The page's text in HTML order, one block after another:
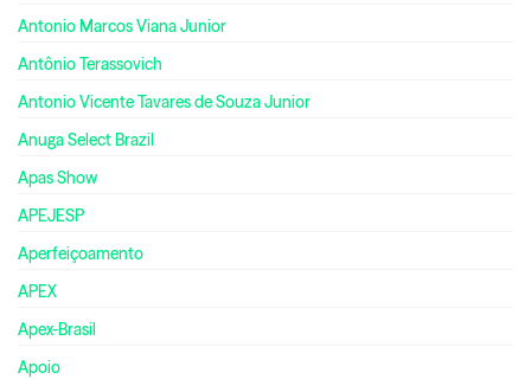
Antonio Marcos Viana Junior
Antônio Terassovich
Antonio Vicente Tavares de Souza Junior
Anuga Select Brazil
Apas Show
APEJESP
Aperfeiçoamento
APEX
Apex-Brasil
Apoio